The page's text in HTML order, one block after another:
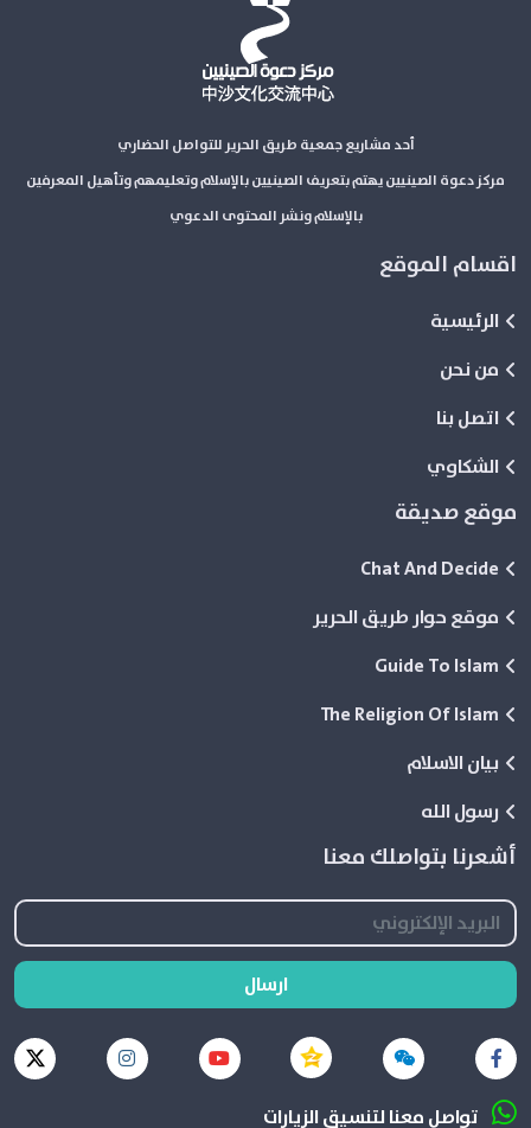
أحد مشاريع جمعية طريق الحرير للتواصل الحضاري
مركز دعوة الصينيين يهتم بتعريف الصينيين بالإسلام وتعليمهم وتأهيل المعرفين
بالإسلام ونشر المحتوى الدعوي
اقسام الموقع
الرئيسية
من نحن
اتصل بنا
الشكاوي
موقع صديقة
Chat And Decide
موقع حوار طريق الحرير
Guide To Islam
The Religion Of Islam
بيان الاسلام
رسول الله
أشعرنا بتواصلك معنا
ارسال
تواصل معنا لتنسيق الزيارات